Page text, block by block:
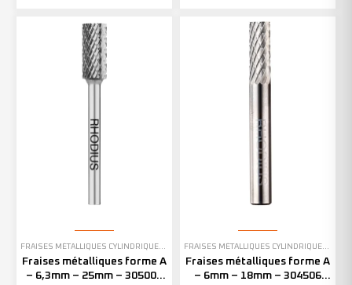
FRAISES MÉTALLIQUES CYLINDRIQUES SANS DENTURE EN BOUT
Fraises métalliques forme A
– 6,3mm – 25mm – 305001
FRAISES MÉTALLIQUES CYLINDRIQUES SANS DENTURE EN BOUT
Fraises métalliques forme A
– 6mm – 18mm – 304506